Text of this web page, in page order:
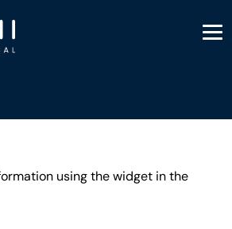
using the widget in the